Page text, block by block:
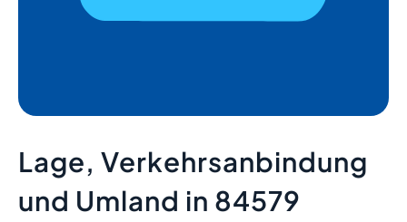
Lage, Verkehrsanbindung
und Umland in 84579